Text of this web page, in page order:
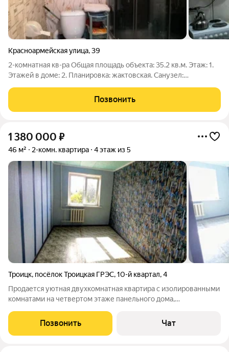
Красноармейская улица,39
2-комнатная кв-ра Общая площадь объекта: 35.2 кв.м. Этаж: 1.
Этажей в доме: 2. Планировка: жактовская. Санузел:
новые(металлопластик). Внутренняя отделка: обои.
Хоз.постройки: сарай. Площадь земельного
Позвонить
1 380 000 ₽
46 м² 2-комн. квартира 4 этаж из 5
Троицк, посёлок Троицкая ГРЭС,10-й квартал,4
Продается уютная двухкомнатная квартира с изолированными
комнатами на четвертом этаже панельного дома,
косметический ремонт, что позволяет сразу въехать и жить.
Кухня площадью 7 м удобна для приготовления
Позвонить Чат